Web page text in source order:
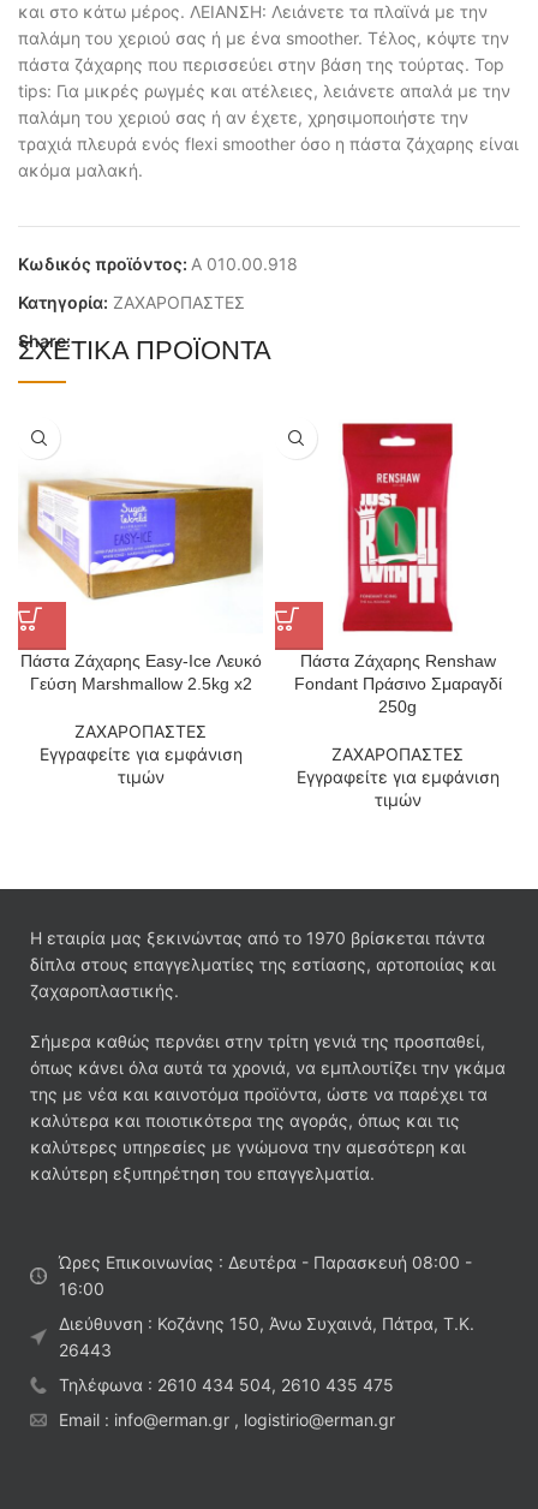
και στο κάτω μέρος. ΛΕΙΑΝΣΗ: Λειάνετε τα πλαϊνά με την
παλάμη του χεριού σας ή με ένα smoother. Τέλος, κόψτε την
πάστα ζάχαρης που περισσεύει στην βάση της τούρτας. Top
tips: Για μικρές ρωγμές και ατέλειες, λειάνετε απαλά με την
παλάμη του χεριού σας ή αν έχετε, χρησιμοποιήστε την
τραχιά πλευρά ενός flexi smoother όσο η πάστα ζάχαρης είναι
ακόμα μαλακή.
Κωδικός προϊόντος: Α 010.00.918
Κατηγορία: ΖΑΧΑΡΟΠΑΣΤΕΣ
Share:
ΣΧΕΤΙΚΆ ΠΡΟΪΌΝΤΑ
Πάστα Ζάχαρης Easy-Ice Λευκό
Γεύση Marshmallow 2.5kg x2
ΖΑΧΑΡΟΠΑΣΤΕΣ
Εγγραφείτε για εμφάνιση
τιμών
Πάστα Ζάχαρης Renshaw
Fondant Πράσινο Σμαραγδί
250g
ΖΑΧΑΡΟΠΑΣΤΕΣ
Εγγραφείτε για εμφάνιση
τιμών
Η εταιρία μας ξεκινώντας από το 1970 βρίσκεται πάντα
δίπλα στους επαγγελματίες της εστίασης, αρτοποιίας και
ζαχαροπλαστικής.
Σήμερα καθώς περνάει στην τρίτη γενιά της προσπαθεί,
όπως κάνει όλα αυτά τα χρονιά, να εμπλουτίζει την γκάμα
της με νέα και καινοτόμα προϊόντα, ώστε να παρέχει τα
καλύτερα και ποιοτικότερα της αγοράς, όπως και τις
καλύτερες υπηρεσίες με γνώμονα την αμεσότερη και
καλύτερη εξυπηρέτηση του επαγγελματία.
Ώρες Επικοινωνίας : Δευτέρα - Παρασκευή 08:00 -
16:00
Διεύθυνση : Κοζάνης 150, Άνω Συχαινά, Πάτρα, Τ.Κ.
26443
Τηλέφωνα : 2610 434 504, 2610 435 475
Email : info@erman.gr , logistirio@erman.gr